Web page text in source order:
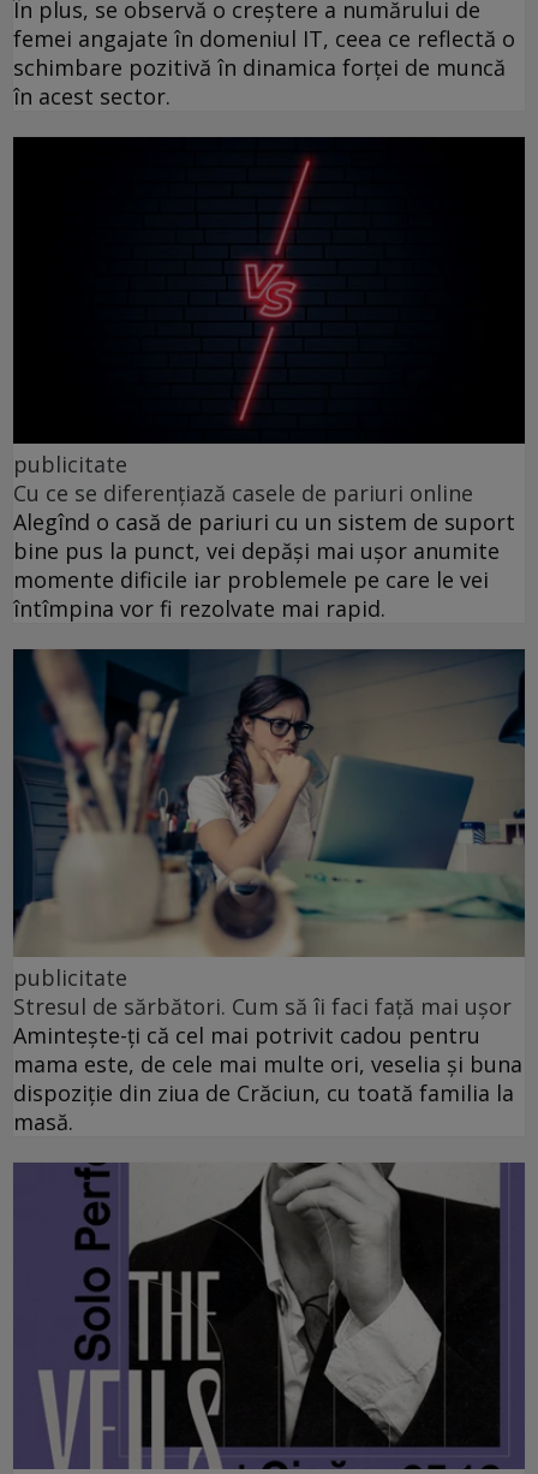
În plus, se observă o creștere a numărului de
femei angajate în domeniul IT, ceea ce reflectă o
schimbare pozitivă în dinamica forței de muncă
în acest sector.
publicitate
Cu ce se diferențiază casele de pariuri online
Alegînd o casă de pariuri cu un sistem de suport
bine pus la punct, vei depăși mai ușor anumite
momente dificile iar problemele pe care le vei
întîmpina vor fi rezolvate mai rapid.
publicitate
Stresul de sărbători. Cum să îi faci față mai ușor
Amintește-ți că cel mai potrivit cadou pentru
mama este, de cele mai multe ori, veselia și buna
dispoziție din ziua de Crăciun, cu toată familia la
masă.